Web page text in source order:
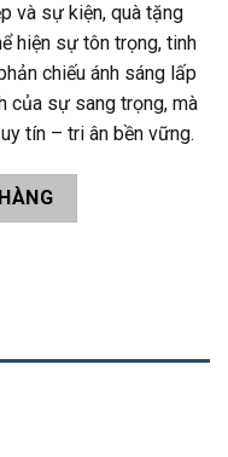
và sự kiện, quà tặng
hiện sự tôn trọng, tinh
chiếu ánh sáng lấp
của sự sang trọng, mà
tín – tri ân bền vững.